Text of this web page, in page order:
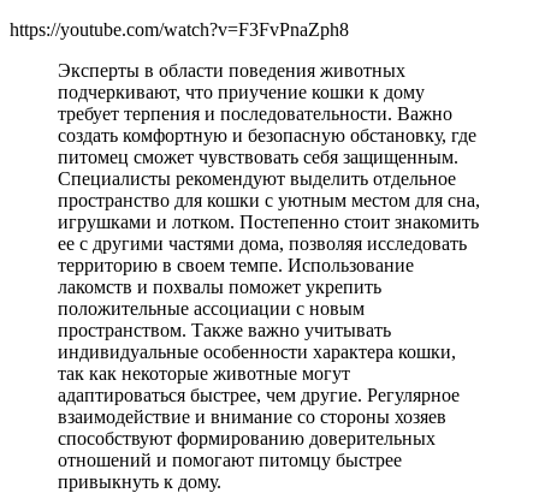
https://youtube.com/watch?v=F3FvPnaZph8
Эксперты в области поведения животных
подчеркивают, что приучение кошки к дому
требует терпения и последовательности. Важно
создать комфортную и безопасную обстановку, где
питомец сможет чувствовать себя защищенным.
Специалисты рекомендуют выделить отдельное
пространство для кошки с уютным местом для сна,
игрушками и лотком. Постепенно стоит знакомить
ее с другими частями дома, позволяя исследовать
территорию в своем темпе. Использование
лакомств и похвалы поможет укрепить
положительные ассоциации с новым
пространством. Также важно учитывать
индивидуальные особенности характера кошки,
так как некоторые животные могут
адаптироваться быстрее, чем другие. Регулярное
взаимодействие и внимание со стороны хозяев
способствуют формированию доверительных
отношений и помогают питомцу быстрее
привыкнуть к дому.